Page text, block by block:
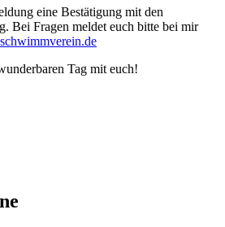
eine Bestätigung mit den
Bei Fragen meldet euch bitte bei mir
Tag mit euch!